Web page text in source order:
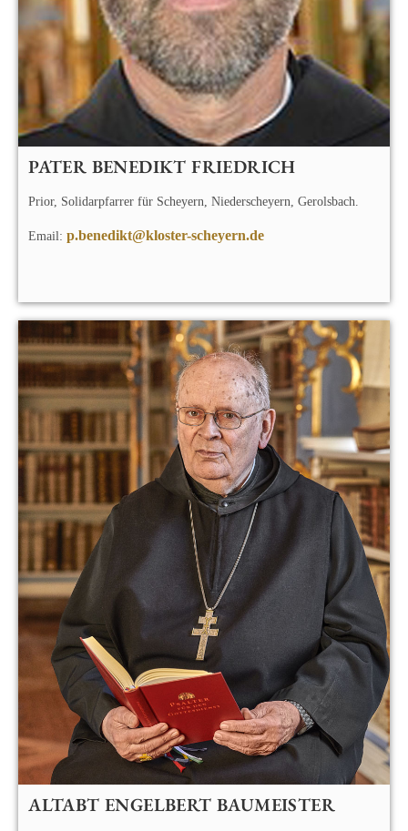
PATER BENEDIKT FRIEDRICH
Prior, Solidarpfarrer für Scheyern, Niederscheyern, Gerolsbach.
Email:p.benedikt@kloster-scheyern.de
ALTABT ENGELBERT BAUMEISTER